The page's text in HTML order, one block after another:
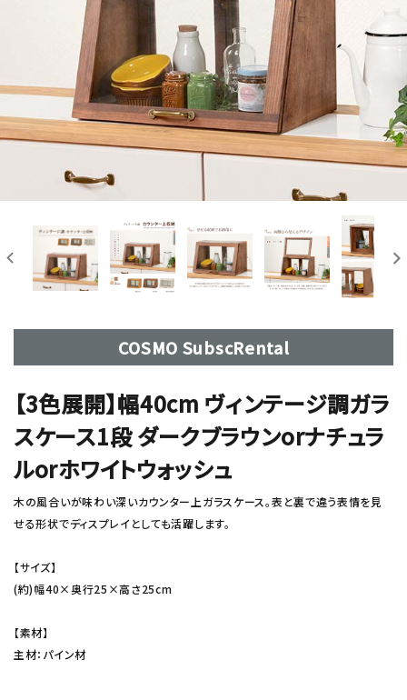
COSMO SubscRental
【3色展開】幅40cm ヴィンテージ調ガラ
スケース1段 ダークブラウンorナチュラ
ルorホワイトウォッシュ
木の風合いが味わい深いカウンター上ガラスケース。表と裏で違う表情を見
せる形状でディスプレイとしても活躍します。
【サイズ】
(約)幅40×奥行25×高さ25cm
【素材】
主材：パイン材